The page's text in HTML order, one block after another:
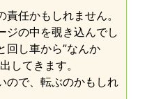
任かもしれません。
ジの中を覗き込んでし
回し車から”なんか
してきます。
ので、転ぶのかもしれ